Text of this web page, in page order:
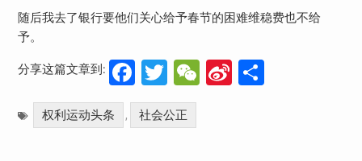
随后我去了银行要他们关心给予春节的困难维稳费也不给
予。
分享这篇文章到: Facebook
Twitter
WeChat
Sina分
权利运动头条 , 社会公正